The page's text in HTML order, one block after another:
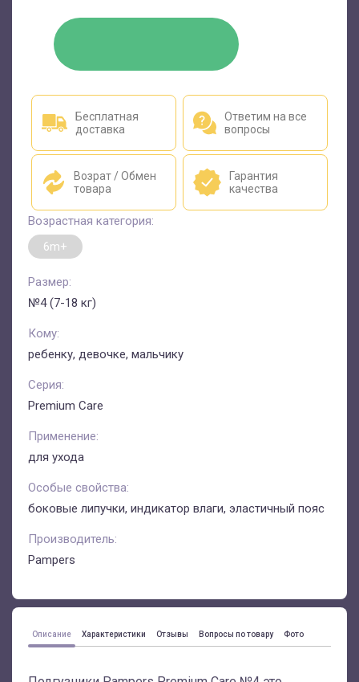
Бесплатная
доставка
Ответим на все
вопросы
Возрат / Обмен
товара
Гарантия
качества
Возрастная категория:
6m+
Размер:
№4 (7-18 кг)
Кому:
ребенку, девочке, мальчику
Серия:
Premium Care
Применение:
для ухода
Особые свойства:
боковые липучки, индикатор влаги, эластичный пояс
Производитель:
Pampers
Описание Характеристики Отзывы Вопросы по товару Фото